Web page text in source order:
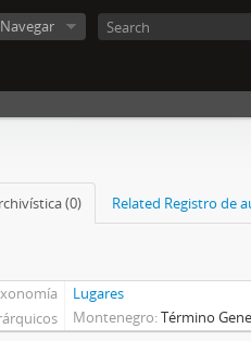
Navegar
(0) Related Registro de
Lugares
Montenegro Término